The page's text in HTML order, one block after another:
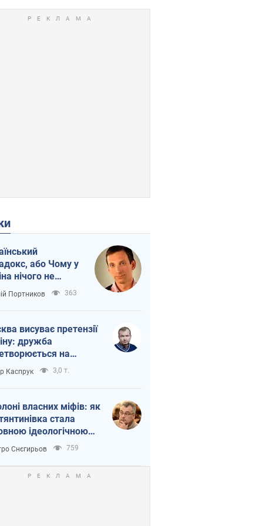
або Чому у
нічого не
з Україною
Портников 363
висуває претензії
дружба
на
Росії від
Каспрук 3,0 т.
власних міфів: як
стала
ідеологічною
для російських
Снєгирьов 759